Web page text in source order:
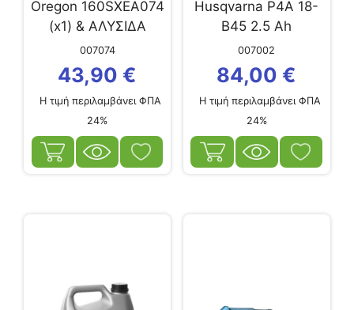
Oregon 160SXEA074
(x1) & ΑΛΥΣΙΔΑ
91VXL-55E (x2)
007074
43,90 €
Η τιμή περιλαμβάνει ΦΠΑ
24%
Husqvarna P4A 18-
B45 2.5 Ah
007002
84,00 €
Η τιμή περιλαμβάνει ΦΠΑ
24%